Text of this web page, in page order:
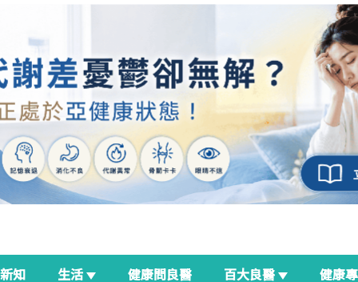
新知 生活 健康問良醫 百大良醫 健康